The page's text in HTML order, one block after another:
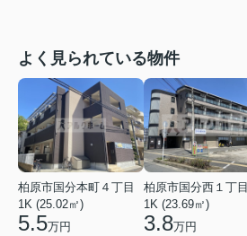
よく見られている物件
柏原市国分本町４丁目
1K (25.02㎡)
5.5万円
柏原市国分西１丁目
1K (23.69㎡)
3.8万円